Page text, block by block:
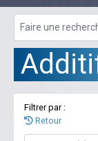
Filtrer par :
Retour